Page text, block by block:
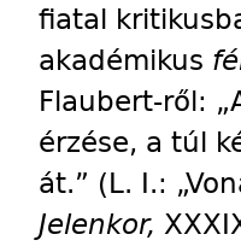
fiatal
akadémikus
Flaubert-ről:
érzése, a túl
át.” (L. I.:
Jelenkor,